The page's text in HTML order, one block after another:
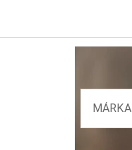
MÁRKA